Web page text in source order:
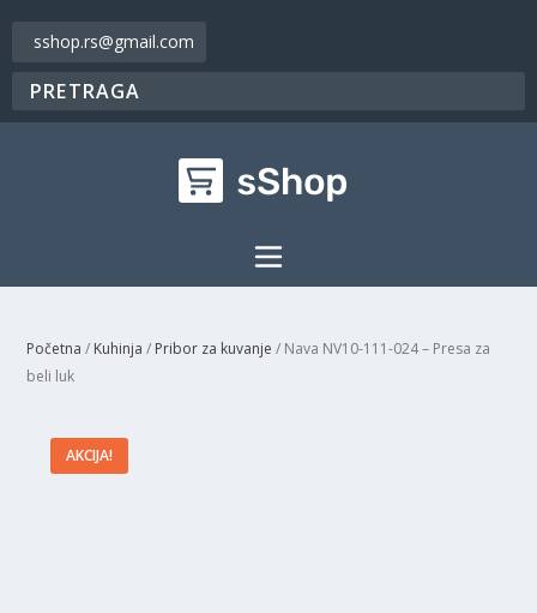
sshop.rs@gmail.com
Početna / Kuhinja / Pribor za kuvanje / Nava NV10-111-024 – Presa za
beli luk
AKCIJA!